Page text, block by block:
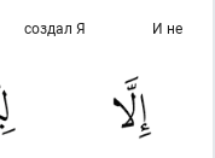
И не
создал Я